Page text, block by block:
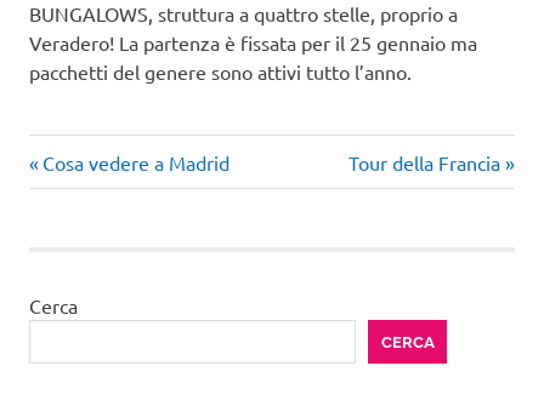
BUNGALOWS, struttura a quattro stelle, proprio a
Veradero! La partenza è fissata per il 25 gennaio ma
pacchetti del genere sono attivi tutto l’anno.
Navigazione
Articolo
precedente:
Cosa vedere a Madrid
Articolo
successivo:
Tour della Francia
Cerca
CERCA